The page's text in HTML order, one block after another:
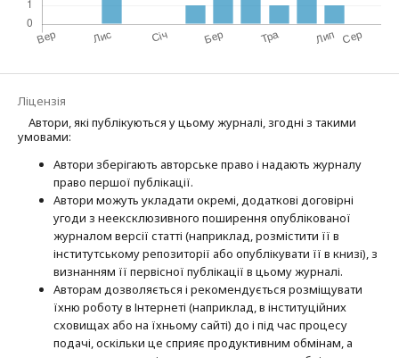
Ліцензія
Автори, які публікуються у цьому журналі, згодні з такими
умовами:
Автори зберігають авторське право і надають журналу
право першої публі­кації.
Автори можуть укладати окремі, додат­кові договірні
угоди з неексклюзив­ного поширення опублікованої
журналом версії статті (наприклад, розмістити її в
інститутському репозиторії або опубліку­вати її в книзі), з
визнанням її первісної публікації в цьому журналі.
Авторам дозволяється і рекомендується розміщувати
їхню роботу в Інтернеті (наприклад, в інституційних
сховищах або на їхньому сайті) до і під час процесу
подачі, оскільки це сприяє продуктивним обмінам, а